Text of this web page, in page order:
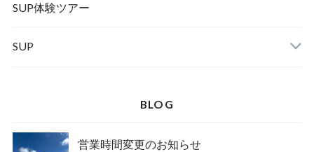
KAYA
Winter Goods
Helmet
SOX
Norrona
SUP体験ツアー
SUP
BLOG
営業時間変更のお知らせ